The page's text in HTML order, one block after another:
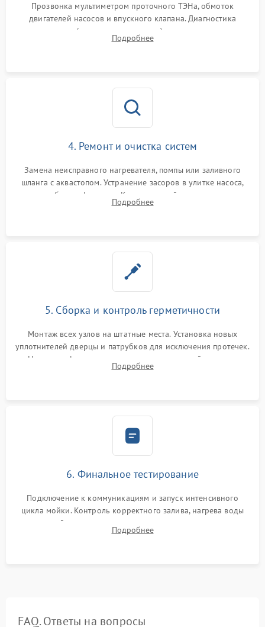
Прозвонка мультиметром проточного ТЭНа, обмоток
двигателей насосов и впускного клапана. Диагностика
прессостата (датчика уровня воды), датчика мутности,
концевика дверцы и электронного модуля управления.
Подробнее
4. Ремонт и очистка систем
Замена неисправного нагревателя, помпы или заливного
шланга с аквастопом. Устранение засоров в улитке насоса,
патрубках и фильтрах. Компонентный ремонт платы
управления, восстановление поврежденной проводки.
Подробнее
5. Сборка и контроль герметичности
Монтаж всех узлов на штатные места. Установка новых
уплотнителей дверцы и патрубков для исключения протечек.
Надежная фиксация хомутов гидравлической системы,
сборка корпуса и установка датчика поплавка.
Подробнее
6. Финальное тестирование
Подключение к коммуникациям и запуск интенсивного
цикла мойки. Контроль корректного залива, нагрева воды
до нужной температуры, отсутствия посторонних шумов,
штатного слива и абсолютной сухости в поддоне.
Подробнее
FAQ. Ответы на вопросы